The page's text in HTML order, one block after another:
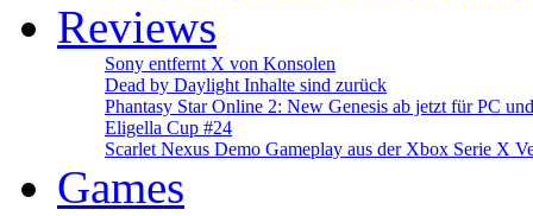
Reviews
Sony entfernt X von Konsolen
Dead by Daylight Inhalte sind zurück
Phantasy Star Online 2: New Genesis ab jetzt für PC
Eligella Cup #24
Scarlet Nexus Demo Gameplay aus der Xbox Serie X
Games